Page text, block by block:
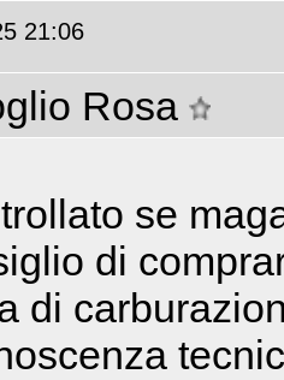
21:06
Rosa
se
di
di